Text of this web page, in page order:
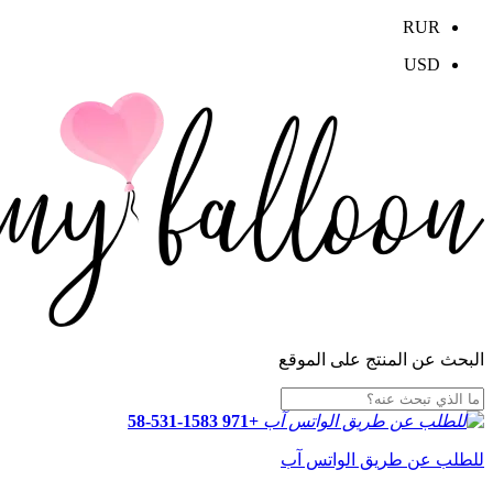
RUR
USD
البحث عن المنتج على الموقع
+971 58-531-1583
للطلب عن طريق الواتس آب